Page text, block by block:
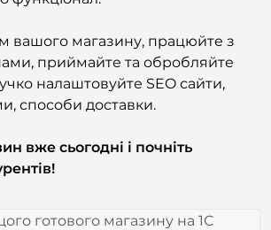
вашого магазину, працюйте з
приймайте та обробляйте
налаштовуйте SEO сайти,
способи доставки.
вже сьогодні і почніть
володаря премії «Золотий